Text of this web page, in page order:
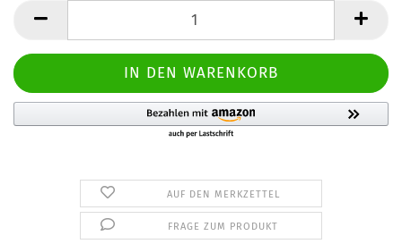
AUF DEN MERKZETTEL
FRAGE ZUM PRODUKT